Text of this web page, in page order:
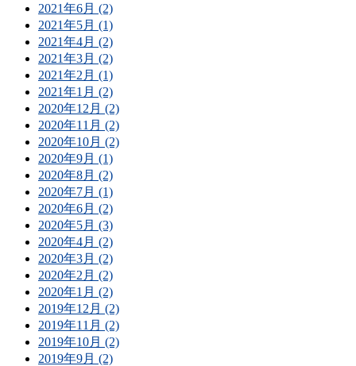
2021年6月 (2)
2021年5月 (1)
2021年4月 (2)
2021年3月 (2)
2021年2月 (1)
2021年1月 (2)
2020年12月 (2)
2020年11月 (2)
2020年10月 (2)
2020年9月 (1)
2020年8月 (2)
2020年7月 (1)
2020年6月 (2)
2020年5月 (3)
2020年4月 (2)
2020年3月 (2)
2020年2月 (2)
2020年1月 (2)
2019年12月 (2)
2019年11月 (2)
2019年10月 (2)
2019年9月 (2)